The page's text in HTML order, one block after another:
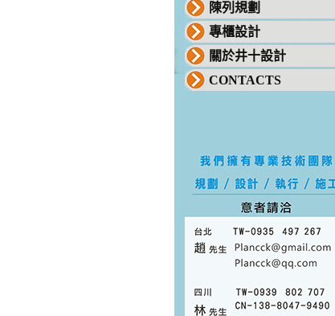
陳列規劃
專櫃設計
關於井十設計
CONTACTS